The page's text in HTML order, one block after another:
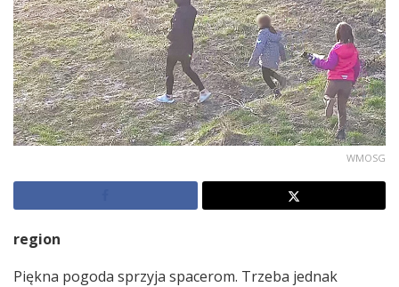
WMOSG
region
Piękna pogoda sprzyja spacerom. Trzeba jednak